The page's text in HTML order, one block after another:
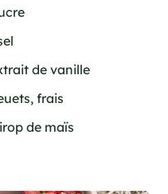
de vanille
frais
de maïs